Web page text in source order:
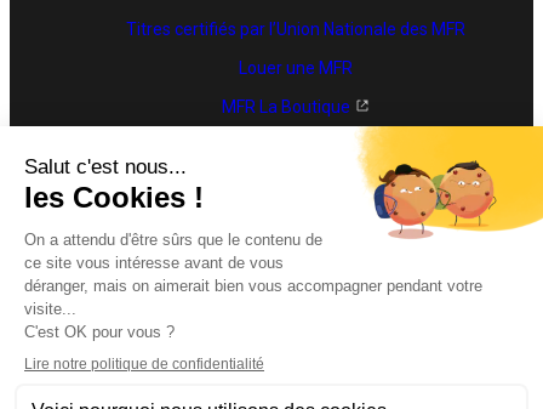
Titres certifiés par l’Union Nationale des MFR
Louer une MFR
MFR La Boutique
Trouver une formation
Accéder à MyMFR